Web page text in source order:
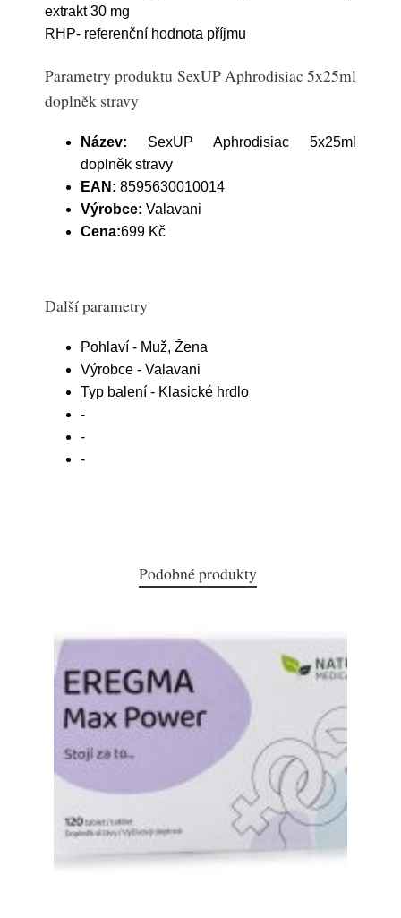
extrakt 30 mg
RHP- referenční hodnota příjmu
Parametry produktu SexUP Aphrodisiac 5x25ml
doplněk stravy
Název: SexUP Aphrodisiac 5x25ml
doplněk stravy
EAN: 8595630010014
Výrobce: Valavani
Cena:699 Kč
Další parametry
Pohlaví - Muž, Žena
Výrobce - Valavani
Typ balení - Klasické hrdlo
-
-
-
Podobné produkty